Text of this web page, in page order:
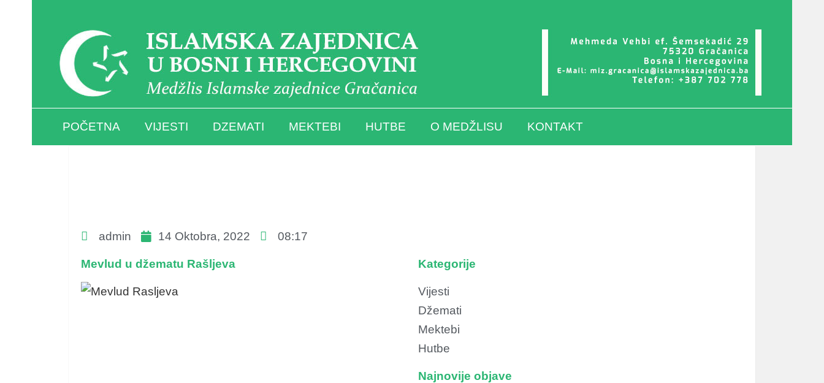
POČETNA VIJESTI DZEMATI MEKTEBI HUTBE O MEDŽLISU KONTAKT
admin 14 Oktobra, 2022 08:17
Mevlud u džematu Rašljeva Kategorije
Vijesti
Džemati
Mektebi
Hutbe
Najnovije objave